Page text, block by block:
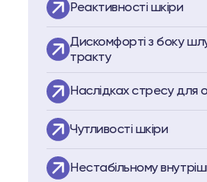
Реактивності шкіри
Дискомфорті з боку
тракту
Наслідках стресу для
Чутливості шкіри
Нестабільному